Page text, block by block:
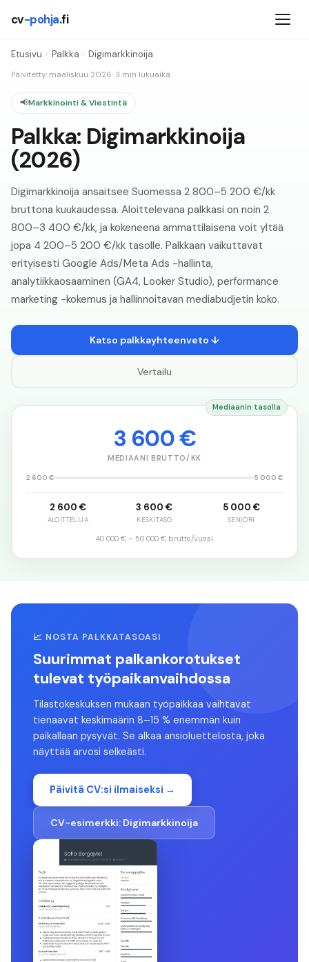
cv-pohja.fi
Etusivu › Palkka › Digimarkkinoija
Päivitetty: maaliskuu 2026· 3 min lukuaika
📢Markkinointi & Viestintä
Palkka: Digimarkkinoija
(2026)
Digimarkkinoija ansaitsee Suomessa 2 800–5 200 €/kk
bruttona kuukaudessa. Aloittelevana palkkasi on noin 2
800–3 400 €/kk, ja kokeneena ammattilaisena voit yltää
jopa 4 200–5 200 €/kk tasolle. Palkkaan vaikuttavat
erityisesti Google Ads/Meta Ads -hallinta,
analytiikkaosaaminen (GA4, Looker Studio), performance
marketing -kokemus ja hallinnoitavan mediabudjetin koko.
Katso palkkayhteenveto ↓
Vertailu
Mediaanin tasolla
3 600 €
MEDIAANI BRUTTO/KK
2 600 € 5 000 €
2 600 €
ALOITTELIJA
3 600 €
KESKITASO
5 000 €
SENIORI
40 000 € – 50 000 € brutto/vuosi
📈 NOSTA PALKKATASOASI
Suurimmat palkankorotukset
tulevat työpaikanvaihdossa
Tilastokeskuksen mukaan työpaikkaa vaihtavat
tienaavat keskimäärin 8–15 % enemmän kuin
paikallaan pysyvät. Se alkaa ansioluettelosta, joka
näyttää arvosi selkeästi.
Päivitä CV:si ilmaiseksi →
CV-esimerkki: Digimarkkinoija